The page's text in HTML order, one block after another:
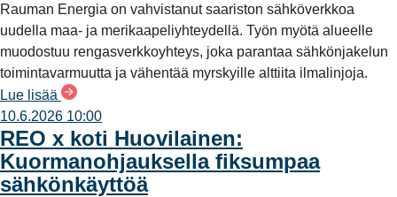
Rauman Energia on vahvistanut saariston sähköverkkoa
uudella maa- ja merikaapeliyhteydellä. Työn myötä alueelle
muodostuu rengasverkkoyhteys, joka parantaa sähkönjakelun
toimintavarmuutta ja vähentää myrskyille alttiita ilmalinjoja.
Lue lisää
10.6.2026 10:00
REO x koti Huovilainen:
Kuormanohjauksella fiksumpaa
sähkönkäyttöä